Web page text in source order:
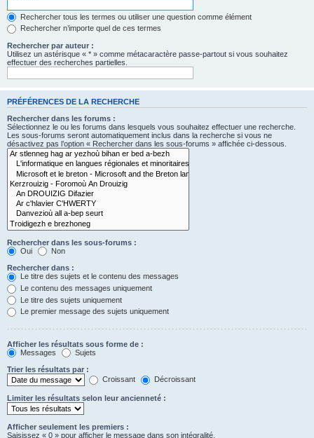
Rechercher tous les termes ou utiliser une question comme élément
Rechercher n’importe quel de ces termes
Rechercher par auteur :
Utilisez un astérisque « * » comme métacaractère passe-partout si vous souhaitez
effectuer des recherches partielles.
PRÉFÉRENCES DE LA RECHERCHE
Rechercher dans les forums :
Sélectionnez le ou les forums dans lesquels vous souhaitez effectuer une recherche.
Les sous-forums seront automatiquement inclus dans la recherche si vous ne
désactivez pas l’option « Rechercher dans les sous-forums » affichée ci-dessous.
Rechercher dans les sous-forums :
Oui
Non
Rechercher dans :
Le titre des sujets et le contenu des messages
Le contenu des messages uniquement
Le titre des sujets uniquement
Le premier message des sujets uniquement
Afficher les résultats sous forme de :
Messages
Sujets
Trier les résultats par :
Croissant
Décroissant
Limiter les résultats selon leur ancienneté :
Afficher seulement les premiers :
Saisissez « 0 » pour afficher le message dans son intégralité.